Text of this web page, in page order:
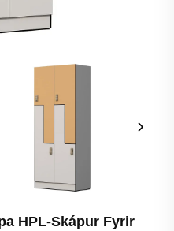
HPL-Skápur Fyrir